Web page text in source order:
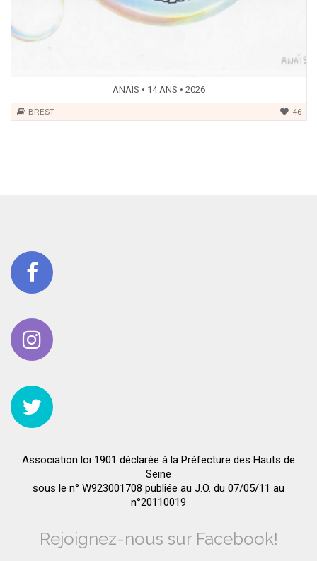
ANAIS • 14 ANS • 2026
BREST 46
Association loi 1901 déclarée à la Préfecture des Hauts de
Seine
sous le n° W923001708 publiée au J.O. du 07/05/11 au
n°20110019
Rejoignez-nous sur Facebook!